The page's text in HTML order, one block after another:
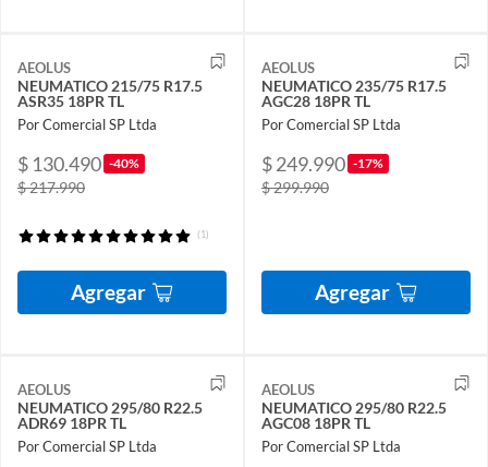
AEOLUS
NEUMATICO 215/75 R17.5
ASR35 18PR TL
Por Comercial SP Ltda
$ 130.490 -40%
$ 217.990
(1)
Agregar
AEOLUS
NEUMATICO 235/75 R17.5
AGC28 18PR TL
Por Comercial SP Ltda
$ 249.990 -17%
$ 299.990
Agregar
AEOLUS
NEUMATICO 295/80 R22.5
ADR69 18PR TL
Por Comercial SP Ltda
AEOLUS
NEUMATICO 295/80 R22.5
AGC08 18PR TL
Por Comercial SP Ltda